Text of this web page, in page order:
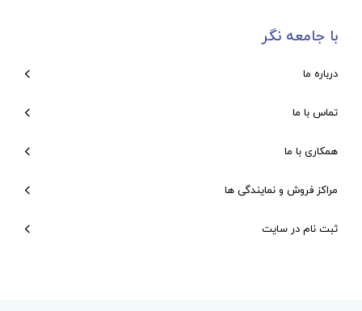
با جامعه نگر
درباره ما
تماس با ما
همکاری با ما
مراکز فروش و نمایندگی ها
ثبت نام در سایت